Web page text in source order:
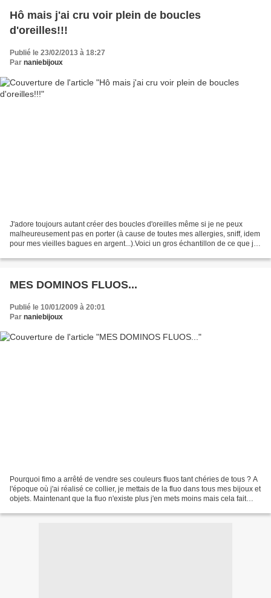
Hô mais j'ai cru voir plein de boucles
d'oreilles!!!
Publié le 23/02/2013 à 18:27
Par naniebijoux
J'adore toujours autant créer des boucles d'oreilles même si je ne peux
malheureusement pas en porter (à cause de toutes mes allergies, sniff, idem
pour mes vieilles bagues en argent...).Voici un gros échantillon de ce que je
MES DOMINOS FLUOS...
Publié le 10/01/2009 à 20:01
Par naniebijoux
Pourquoi fimo a arrêté de vendre ses couleurs fluos tant chéries de tous ? A
l'époque où j'ai réalisé ce collier, je mettais de la fluo dans tous mes bijoux et
objets. Maintenant que la fluo n'existe plus j'en mets moins mais cela fait